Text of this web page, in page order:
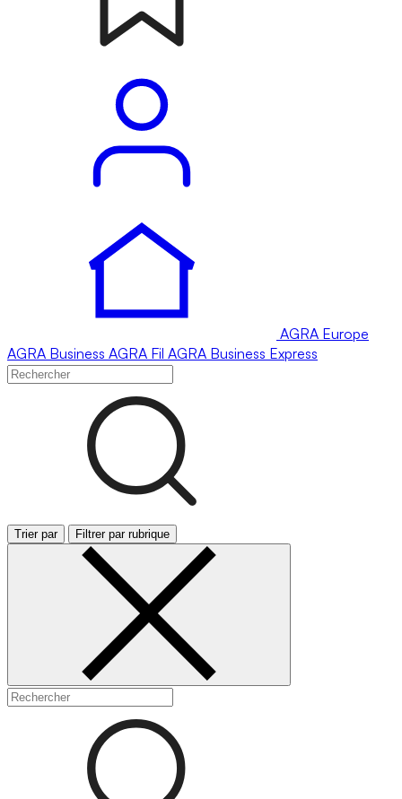
AGRA Europe
AGRA Business AGRA Fil AGRA Business Express
Trier par Filtrer par rubrique